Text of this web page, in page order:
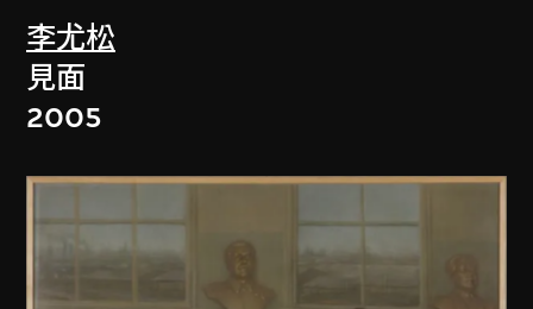
李尤松
見面
2005